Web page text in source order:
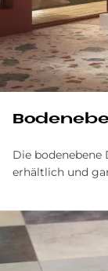
Die bodenebene
erhältlich und